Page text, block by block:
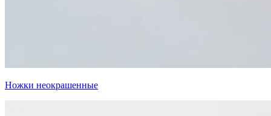
Ножки неокрашенные